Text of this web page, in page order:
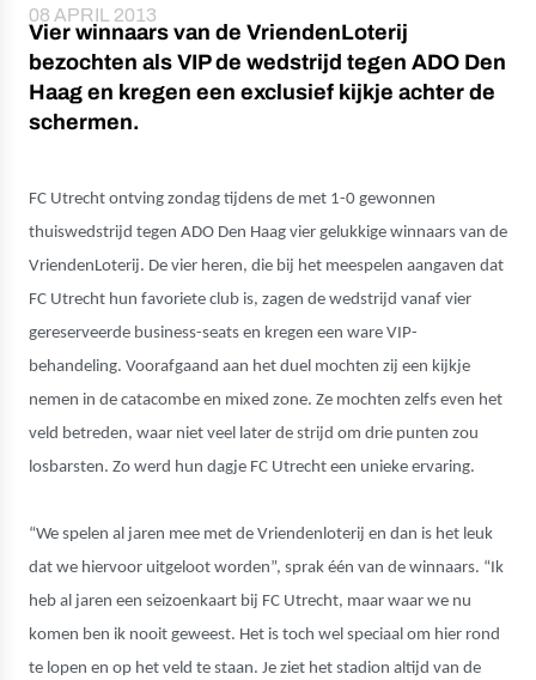
08 APRIL 2013
Vier winnaars van de VriendenLoterij
bezochten als VIP de wedstrijd tegen ADO Den
Haag en kregen een exclusief kijkje achter de
schermen.
FC Utrecht ontving zondag tijdens de met 1-0 gewonnen
thuiswedstrijd tegen ADO Den Haag vier gelukkige winnaars van de
VriendenLoterij. De vier heren, die bij het meespelen aangaven dat
FC Utrecht hun favoriete club is, zagen de wedstrijd vanaf vier
gereserveerde business-seats en kregen een ware VIP-
behandeling. Voorafgaand aan het duel mochten zij een kijkje
nemen in de catacombe en mixed zone. Ze mochten zelfs even het
veld betreden, waar niet veel later de strijd om drie punten zou
losbarsten. Zo werd hun dagje FC Utrecht een unieke ervaring.
“We spelen al jaren mee met de Vriendenloterij en dan is het leuk
dat we hiervoor uitgeloot worden”, sprak één van de winnaars. “Ik
heb al jaren een seizoenkaart bij FC Utrecht, maar waar we nu
komen ben ik nooit geweest. Het is toch wel speciaal om hier rond
te lopen en op het veld te staan. Je ziet het stadion altijd van de